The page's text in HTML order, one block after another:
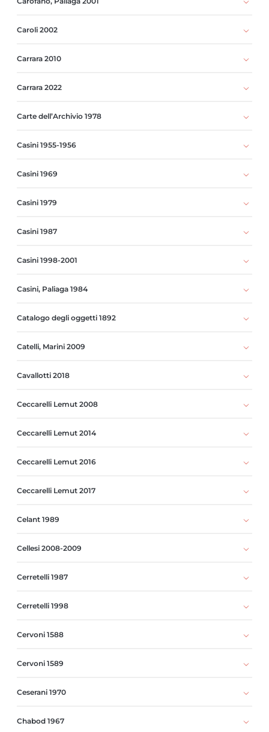
Caroli 2002
Carrara 2010
Carrara 2022
Carte dell’Archivio 1978
Casini 1955-1956
Casini 1969
Casini 1979
Casini 1987
Casini 1998-2001
Casini, Paliaga 1984
Catalogo degli oggetti 1892
Catelli, Marini 2009
Cavallotti 2018
Ceccarelli Lemut 2008
Ceccarelli Lemut 2014
Ceccarelli Lemut 2016
Ceccarelli Lemut 2017
Celant 1989
Cellesi 2008-2009
Cerretelli 1987
Cerretelli 1998
Cervoni 1588
Cervoni 1589
Ceserani 1970
Chabod 1967